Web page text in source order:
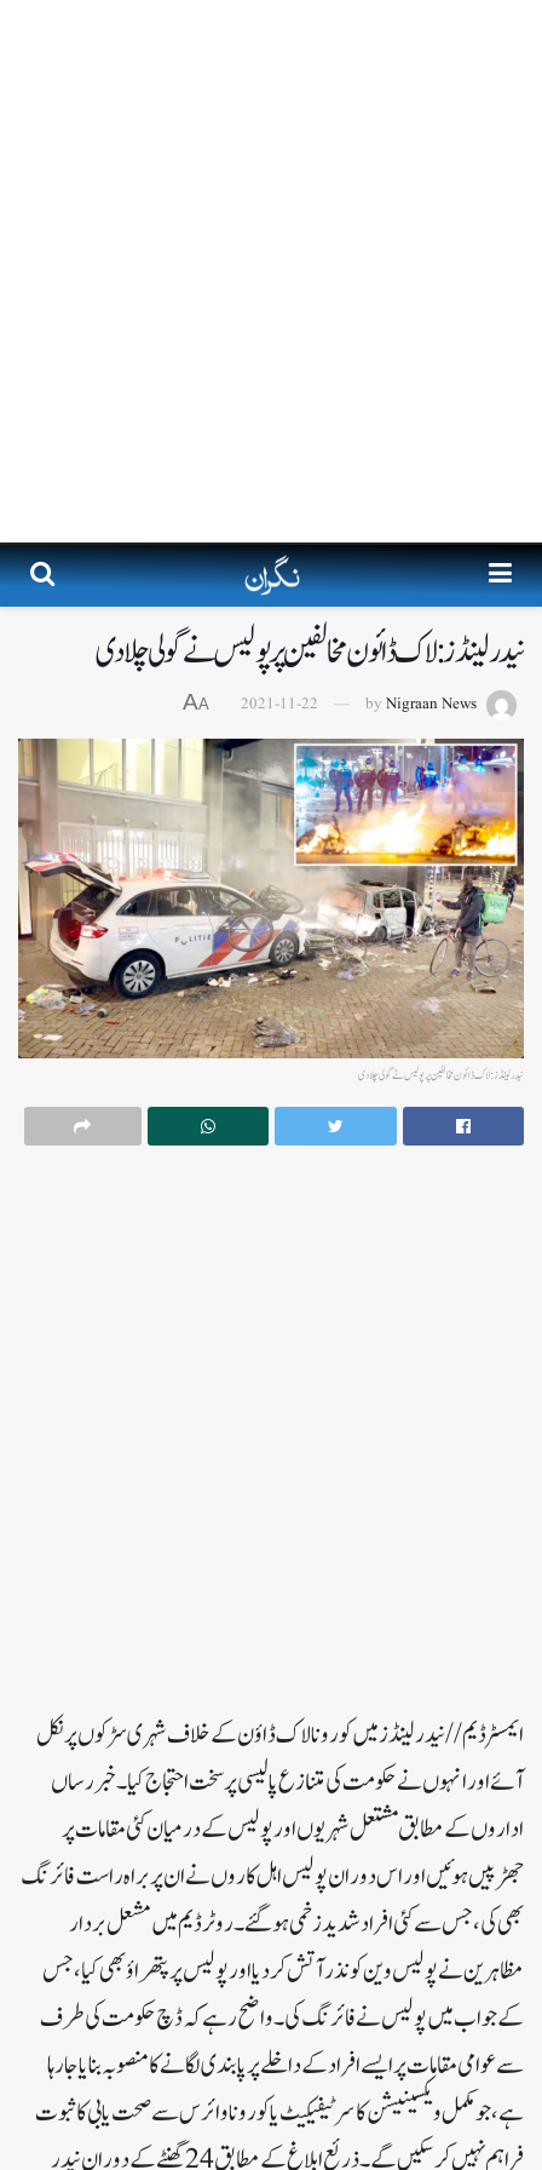
نیدرلینڈز : لاک ڈائون مخالفین پر پولیس نے گولی چلادی
by Nigraan News
2021-11-22
A
A
نیدرلینڈز : لاک ڈائون مخالفین پر پولیس نے گولی چلادی
ایمسٹرڈیم//نیدر لینڈز میں کورونا لاک ڈاؤن کے خلاف شہری سڑکوں پر نکل
آئے اور انہوں نے حکومت کی متنازع پالیسی پر سخت احتجاج کیا۔ خبررساں
اداروں کے مطابق مشتعل شہریوں اور پولیس کے درمیان کئی مقامات پر
جھڑپیں ہوئیں اور اس دوران پولیس اہل کاروں نے ان پر براہ راست فائرنگ
بھی کی،جس سے کئی افراد شدید زخمی ہوگئے۔ روٹر ڈیم میں مشعل بردار
مظاہرین نے پولیس وین کو نذر آتش کر دیا اور پولیس پر پتھراؤ بھی کیا، جس
کے جواب میں پولیس نے فائرنگ کی۔ واضح رہے کہ ڈچ حکومت کی طرف
سے عوامی مقامات پر ایسے افراد کے داخلے پر پابندی لگانے کا منصوبہ بنایا جا رہا
ہے، جو مکمل ویکسینیشن کا سرٹیفیکیٹ یا کورونا وائرس سے صحت یابی کا ثبوت
فراہم نہیں کر سکیں گے۔ذرئع ابلا غ کے مطابق 24گھنٹے کے دوران نیدر